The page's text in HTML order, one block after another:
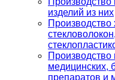
изделий из них
Производство
медицинских,
препаратов и